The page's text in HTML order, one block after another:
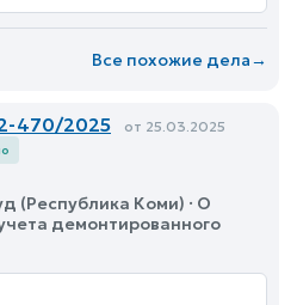
Все похожие дела→
470/2025 от 25.03.2025
(Республика Коми) · О
демонтированного